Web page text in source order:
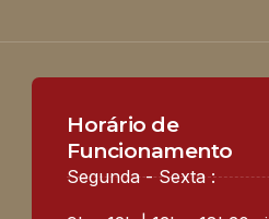
Horário de
Funcionamento
Segunda - Sexta :